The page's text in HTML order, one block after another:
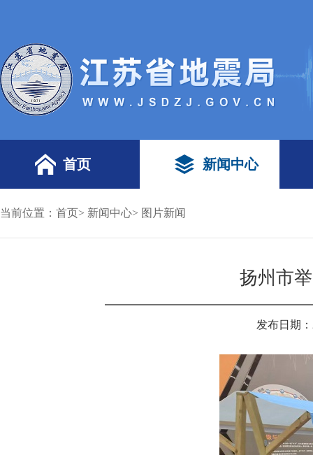
首页 新闻中心
当前位置： 首页> 新闻中心> 图片新闻
扬州市
发布日期：